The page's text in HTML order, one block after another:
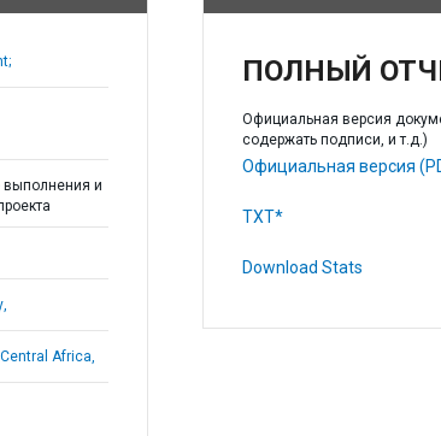
выполнения и
Africa,
ПОЛНЫЙ
Официальная версия
содержать подписи, и т.д.)
Официальная версия
TXT*
Download Stats